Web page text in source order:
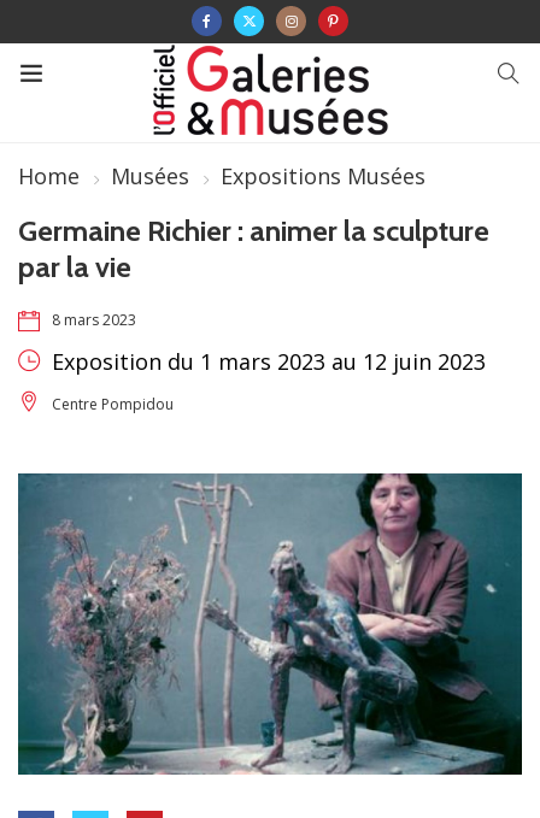
Home Musées Expositions Musées
Germaine Richier : animer la sculpture
par la vie
8 mars 2023
Exposition du 1 mars 2023 au 12 juin 2023
Centre Pompidou